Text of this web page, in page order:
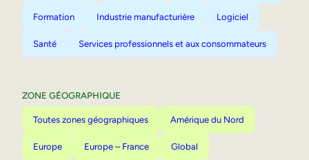
Formation Industrie manufacturière Logiciel
Santé Services professionnels et aux consommateurs
ZONE GÉOGRAPHIQUE
Toutes zones géographiques Amérique du Nord
Europe Europe – France Global